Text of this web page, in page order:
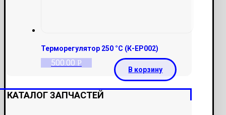
Терморегулятор 250 °С (К-ЕР002)
500.00 Р
В корзину
КАТАЛОГ ЗАПЧАСТЕЙ